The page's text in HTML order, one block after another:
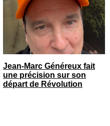
Jean-Marc Généreux fait
une précision sur son
départ de Révolution